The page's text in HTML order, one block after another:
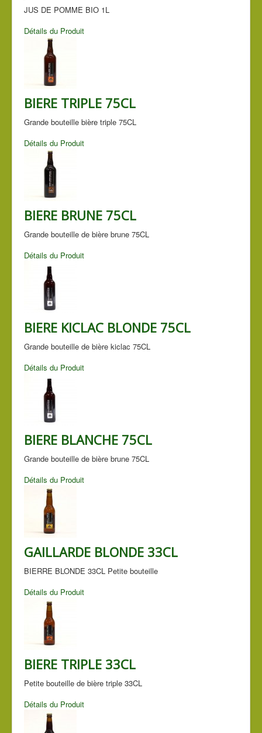
JUS DE POMME BIO 1L
Détails du Produit
BIERE TRIPLE 75CL
Grande bouteille bière triple 75CL
Détails du Produit
BIERE BRUNE 75CL
Grande bouteille de bière brune 75CL
Détails du Produit
BIERE KICLAC BLONDE 75CL
Grande bouteille de bière kiclac 75CL
Détails du Produit
BIERE BLANCHE 75CL
Grande bouteille de bière brune 75CL
Détails du Produit
GAILLARDE BLONDE 33CL
BIERRE BLONDE 33CL Petite bouteille
Détails du Produit
BIERE TRIPLE 33CL
Petite bouteille de bière triple 33CL
Détails du Produit